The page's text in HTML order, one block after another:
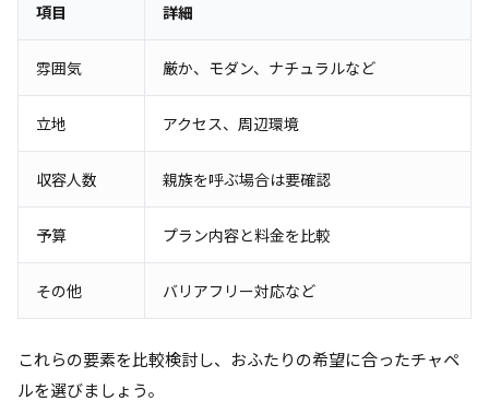
項目 詳細
雰囲気 厳か、モダン、ナチュラルなど
立地 アクセス、周辺環境
収容人数 親族を呼ぶ場合は要確認
予算 プラン内容と料金を比較
その他 バリアフリー対応など
これらの要素を比較検討し、おふたりの希望に合ったチャペ
ルを選びましょう。